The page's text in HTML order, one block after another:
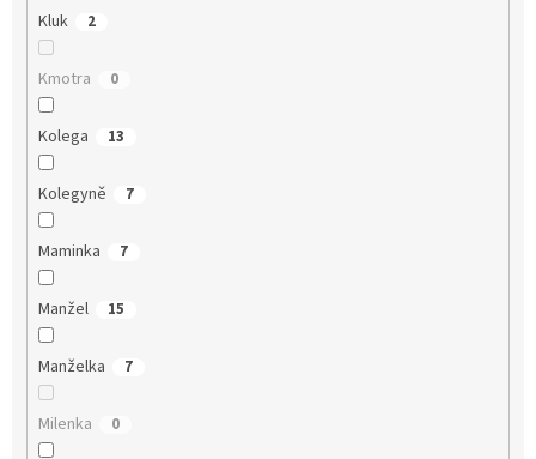
Kluk 2
Kmotra 0
Kolega 13
Kolegyně 7
Maminka 7
Manžel 15
Manželka 7
Milenka 0